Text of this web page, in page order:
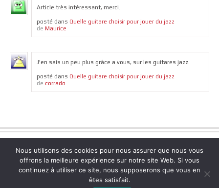
Article très intéressant, merci.
posté dans Quelle guitare choisir pour jouer du jazz
de Maurice
J'en sais un peu plus grâce a vous, sur les guitares jazz.
posté dans Quelle guitare choisir pour jouer du jazz
de corrado
copyright 2015 - LE ROCKSTUDIO
DROIT DE RETRACTION
CONDITIONS GENERALES DE VENTE
Nous utilisons des cookies pour nous assurer que nous vous
offrons la meilleure expérience sur notre site Web. Si vous
continuez à utiliser ce site, nous supposerons que vous en
êtes satisfait.